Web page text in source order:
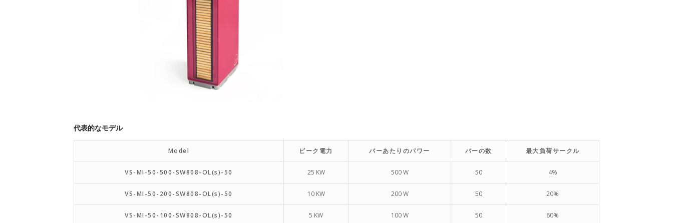
代表的なモデル
Model ピーク電力 バーあたりのパワー バーの数 最大負荷サークル
VS-MI-50-500-SW808-OL(s)-50 25 KW 500 W 50 4%
VS-MI-50-200-SW808-OL(s)-50 10 KW 200 W 50 20%
VS-MI-50-100-SW808-OL(s)-50 5 KW 100 W 50 60%